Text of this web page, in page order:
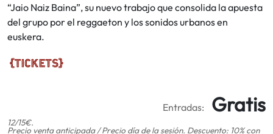
“Jaio Naiz Baina”, su nuevo trabajo que consolida la apuesta
del grupo por el reggaeton y los sonidos urbanos en
euskera.
Entradas: Gratis
12/15€.
Precio venta anticipada / Precio día de la sesión. Descuento: 10% con